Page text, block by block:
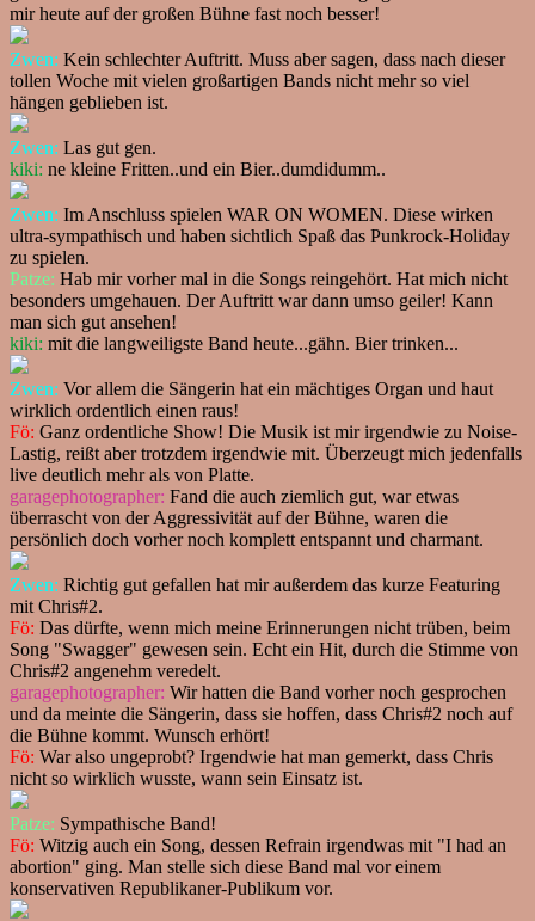
mir heute auf der großen Bühne fast noch besser!
Zwen: Kein schlechter Auftritt. Muss aber sagen, dass nach dieser
tollen Woche mit vielen großartigen Bands nicht mehr so viel
hängen geblieben ist.
Zwen: Las gut gen.
kiki: ne kleine Fritten..und ein Bier..dumdidumm..
Zwen: Im Anschluss spielen WAR ON WOMEN. Diese wirken
ultra-sympathisch und haben sichtlich Spaß das Punkrock-Holiday
zu spielen.
Patze: Hab mir vorher mal in die Songs reingehört. Hat mich nicht
besonders umgehauen. Der Auftritt war dann umso geiler! Kann
man sich gut ansehen!
kiki: mit die langweiligste Band heute...gähn. Bier trinken...
Zwen: Vor allem die Sängerin hat ein mächtiges Organ und haut
wirklich ordentlich einen raus!
Fö: Ganz ordentliche Show! Die Musik ist mir irgendwie zu Noise-
Lastig, reißt aber trotzdem irgendwie mit. Überzeugt mich jedenfalls
live deutlich mehr als von Platte.
garagephotographer: Fand die auch ziemlich gut, war etwas
überrascht von der Aggressivität auf der Bühne, waren die
persönlich doch vorher noch komplett entspannt und charmant.
Zwen: Richtig gut gefallen hat mir außerdem das kurze Featuring
mit Chris#2.
Fö: Das dürfte, wenn mich meine Erinnerungen nicht trüben, beim
Song "Swagger" gewesen sein. Echt ein Hit, durch die Stimme von
Chris#2 angenehm veredelt.
garagephotographer: Wir hatten die Band vorher noch gesprochen
und da meinte die Sängerin, dass sie hoffen, dass Chris#2 noch auf
die Bühne kommt. Wunsch erhört!
Fö: War also ungeprobt? Irgendwie hat man gemerkt, dass Chris
nicht so wirklich wusste, wann sein Einsatz ist.
Patze: Sympathische Band!
Fö: Witzig auch ein Song, dessen Refrain irgendwas mit "I had an
abortion" ging. Man stelle sich diese Band mal vor einem
konservativen Republikaner-Publikum vor.